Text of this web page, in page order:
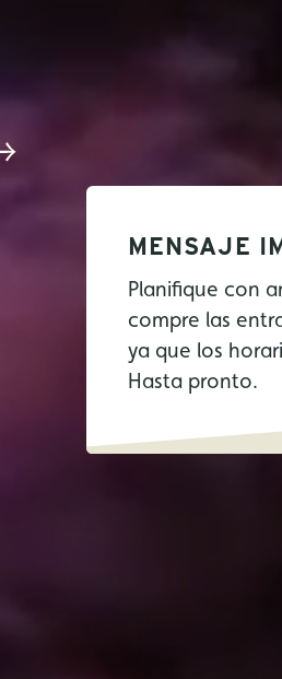
MENSAJE
Planifique con
compre las
ya que los
Hasta pronto.